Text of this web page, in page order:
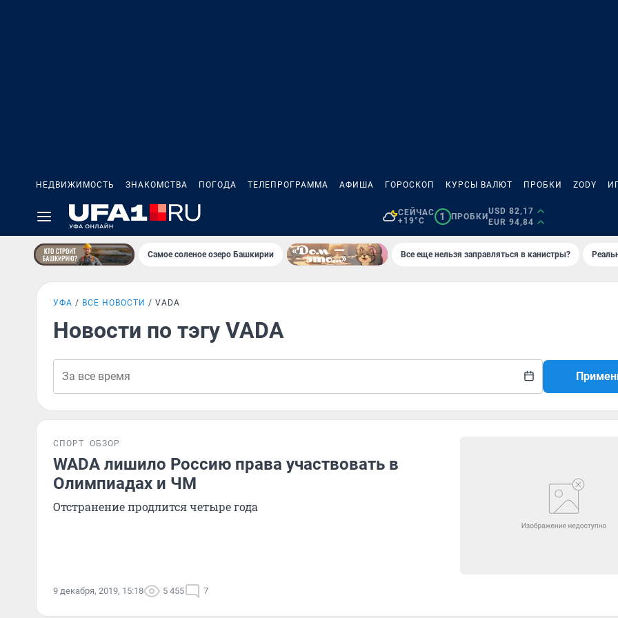
НЕДВИЖИМОСТЬ ЗНАКОМСТВА ПОГОДА ТЕЛЕПРОГРАММА АФИША ГОРОСКОП КУРСЫ ВАЛЮТ ПРОБКИ ZODY
СЕЙЧАС
+19°C
1 ПРОБКИ
USD 82,17
EUR 94,84
Самое соленое озеро Башкирии Все еще нельзя заправляться в канистры?
УФА ВСЕ НОВОСТИ VADA
Новости по тэгу VADA
СПОРТ ОБЗОР
WADA лишило Россию права участвовать в
Олимпиадах и ЧМ
Отстранение продлится четыре года
9 декабря, 2019, 15:18 5 455 7